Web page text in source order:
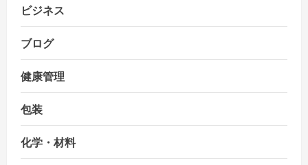
ビジネス
ブログ
健康管理
包装
化学・材料